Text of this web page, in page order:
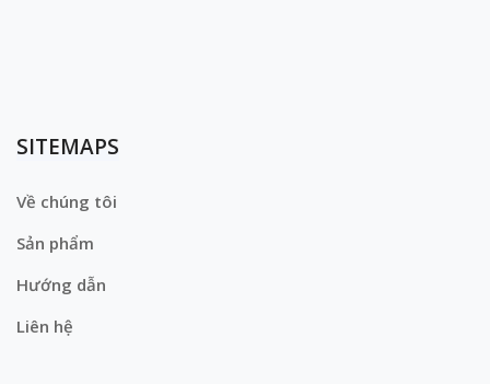
SITEMAPS
Về chúng tôi
Sản phẩm
Hướng dẫn
Liên hệ